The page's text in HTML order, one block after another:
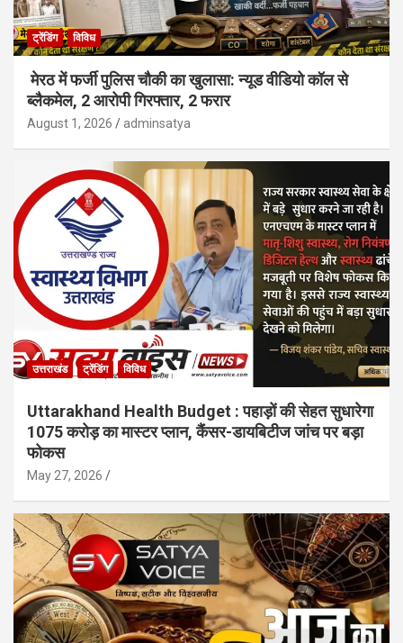
ट्रेंडिंग विविध
मेरठ में फर्जी पुलिस चौकी का खुलासा: न्यूड वीडियो कॉल से
ब्लैकमेल, 2 आरोपी गिरफ्तार, 2 फरार
August 1, 2026 adminsatya
उत्तराखंड ट्रेंडिंग विविध
Uttarakhand Health Budget : पहाड़ों की सेहत सुधारेगा
1075 करोड़ का मास्टर प्लान, कैंसर-डायबिटीज जांच पर बड़ा
फोकस
May 27, 2026